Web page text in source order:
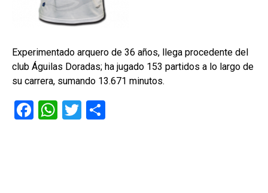
Experimentado arquero de 36 años, llega procedente del
club Águilas Doradas; ha jugado 153 partidos a lo largo de
su carrera, sumando 13.671 minutos.
F
W T